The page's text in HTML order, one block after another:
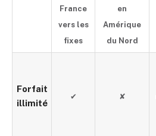
France
vers les
fixes
en
Amérique
du Nord
Forfait
illimité
✔ ✘